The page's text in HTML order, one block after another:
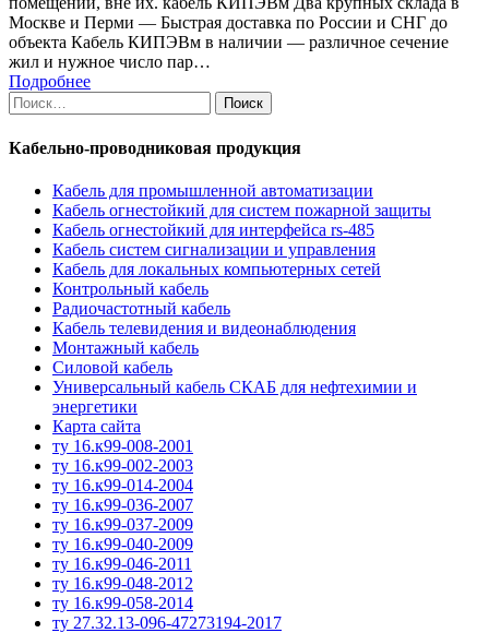
Москве и Перми — Быстрая доставка по России и СНГ до
объекта Кабель КИПЭВм в наличии — различное сечение
жил и нужное число пар…
Подробнее
Найти:
Кабельно-проводниковая продукция
Кабель для промышленной автоматизации
Кабель огнестойкий для систем пожарной защиты
Кабель огнестойкий для интерфейса rs-485
Кабель систем сигнализации и управления
Кабель для локальных компьютерных сетей
Контрольный кабель
Радиочастотный кабель
Кабель телевидения и видеонаблюдения
Монтажный кабель
Силовой кабель
Универсальный кабель СКАБ для нефтехимии и
энергетики
Карта сайта
ту 16.к99-008-2001
ту 16.к99-002-2003
ту 16.к99-014-2004
ту 16.к99-036-2007
ту 16.к99-037-2009
ту 16.к99-040-2009
ту 16.к99-046-2011
ту 16.к99-048-2012
ту 16.к99-058-2014
ту 27.32.13-096-47273194-2017